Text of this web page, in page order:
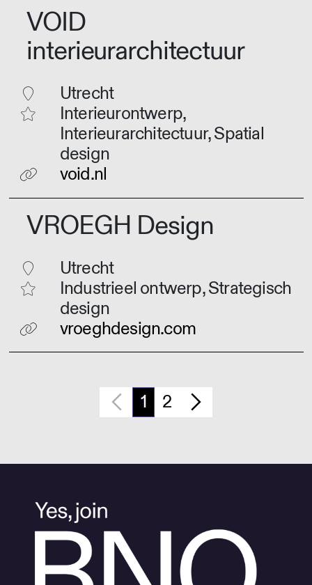
VOID
interieurarchitectuur
Utrecht
Interieurontwerp,
Interieurarchitectuur, Spatial
design
void.nl
VROEGH Design
Utrecht
Industrieel ontwerp, Strategisch
design
vroeghdesign.com
1 2